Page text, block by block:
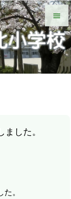


メニュ

サイド
応
各種説明会
本方針
続手段
した。
。